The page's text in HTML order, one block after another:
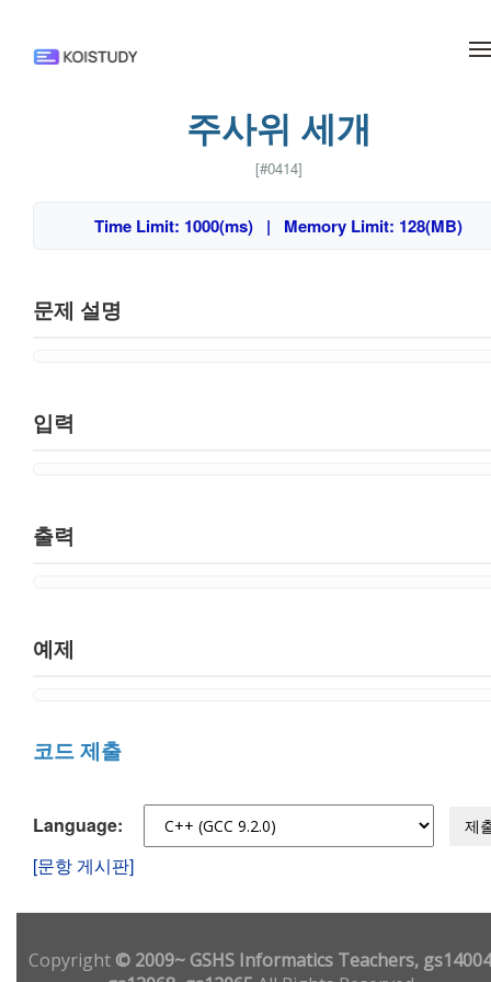
주사위 세개
[#0414]
Time Limit: 1000(ms) | Memory Limit: 128(MB)
문제 설명
입력
출력
예제
코드 제출
Language: 제
[문항 게시판]
Copyright© 2009~ GSHS Informatics Teachers,